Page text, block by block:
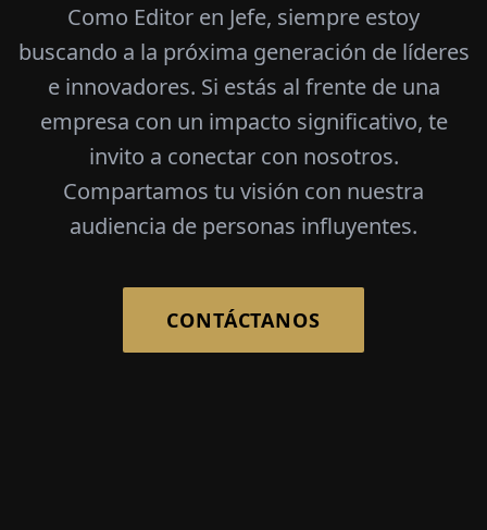
Como Editor en Jefe, siempre estoy
buscando a la próxima generación de líderes
e innovadores. Si estás al frente de una
empresa con un impacto significativo, te
invito a conectar con nosotros.
Compartamos tu visión con nuestra
audiencia de personas influyentes.
CONTÁCTANOS